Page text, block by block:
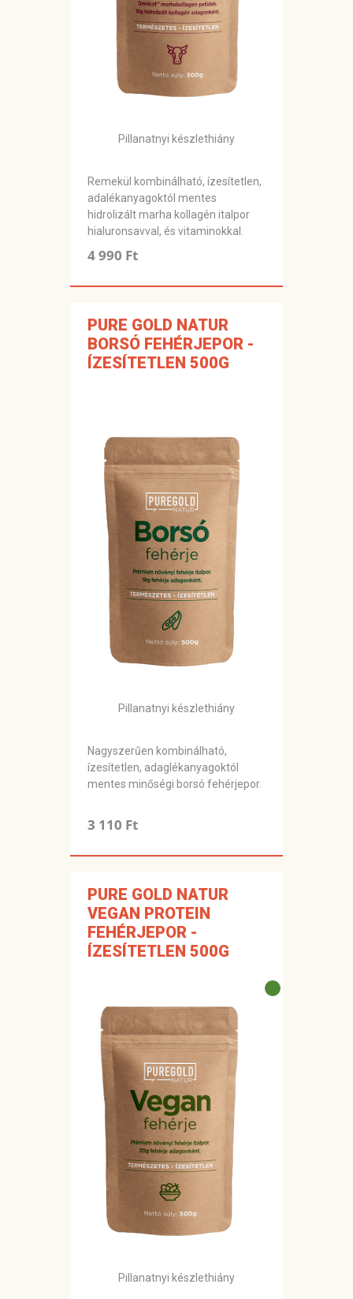
Pillanatnyi készlethiány
Remekül kombinálható, ízesítetlen,
adalékanyagoktól mentes
hidrolizált marha kollagén italpor
hialuronsavval, és vitaminokkal.
4 990 Ft
PURE GOLD NATUR
BORSÓ FEHÉRJEPOR -
ÍZESÍTETLEN 500G
Pillanatnyi készlethiány
Nagyszerűen kombinálható,
ízesítetlen, adaglékanyagoktól
mentes minőségi borsó fehérjepor.
3 110 Ft
PURE GOLD NATUR
VEGAN PROTEIN
FEHÉRJEPOR -
ÍZESÍTETLEN 500G
Pillanatnyi készlethiány